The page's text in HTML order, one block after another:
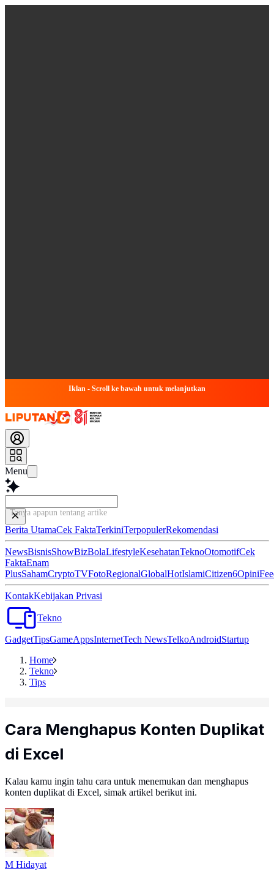
Iklan - Scroll ke bawah untuk melanjutkan
Menu
Tanya apapun tentang artikel ini...
Berita UtamaCek FaktaTerkiniTerpopulerRekomendasi
NewsBisnisShowBizBolaLifestyleKesehatanTeknoOtomotifCek
FaktaEnam
PlusSahamCryptoTVFotoRegionalGlobalHotIslamiCitizen6Opini
KontakKebijakan Privasi
Tekno
GadgetTipsGameAppsInternetTech NewsTelkoAndroidStartup
Home
Tekno
Tips
Cara Menghapus Konten Duplikat
di Excel
Kalau kamu ingin tahu cara untuk menemukan dan menghapus
konten duplikat di Excel, simak artikel berikut ini.
M Hidayat